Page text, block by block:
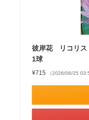
彼岸花 リコリ
1球
¥715 （2026/06/25